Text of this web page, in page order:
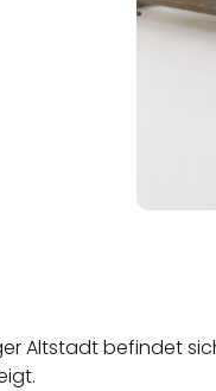
Altstadt befindet